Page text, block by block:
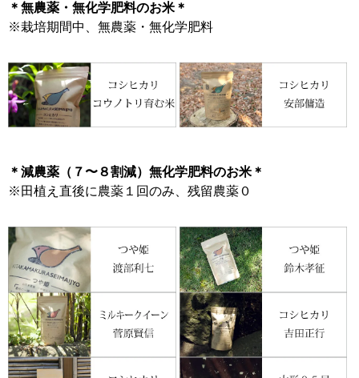
＊無農薬・無化学肥料のお米＊
※栽培期間中、無農薬・無化学肥料
＊減農薬（７〜８割減）無化学肥料のお米＊
※田植え直後に農薬１回のみ、残留農薬０